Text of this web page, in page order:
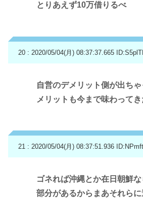
とりあえず10万借りるべ
20 : 2020/05/04(月) 08:37:37.665
自営のデメリット側が出ち
メリットも今まで味わって
21 : 2020/05/04(月) 08:37:51.936
ゴネれば沖縄とか在日朝鮮
部分があるからまあそれら